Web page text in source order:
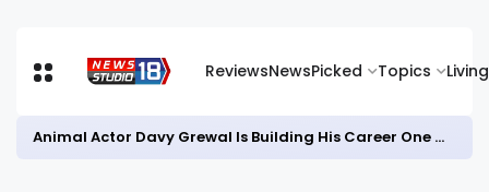
ReviewsNewsPicked Topics Living
Animal Actor Davy Grewal Is Building His Career One Role at a Time- from Courtrooms to Cinema